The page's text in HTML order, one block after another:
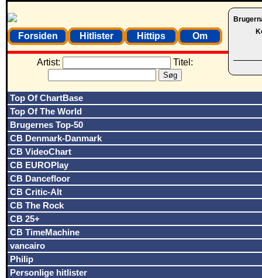
Forsiden Hitlister Hittips Om
Artist: Titel:
Top Of ChartBase
Top Of The World
Brugernes Top-50
CB Denmark-Danmark
CB VideoChart
CB EUROPlay
CB Dancefloor
CB Critic-Alt
CB The Rock
CB 25+
CB TimeMachine
vancairo
Philip
Personlige hitlister